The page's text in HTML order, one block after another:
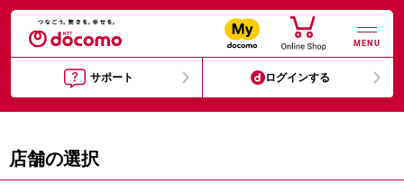
MENU
サポート ログインする
店舗の選択